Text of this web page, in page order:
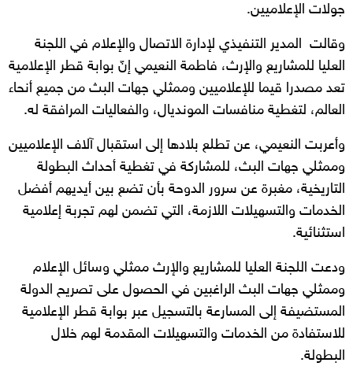
جولات الإعلاميين.
وقالت المدير التنفيذي لإدارة الاتصال والإعلام في اللجنة
العليا للمشاريع والإرث، فاطمة النعيمي إنّ بوابة قطر الإعلامية
تعد مصدرا قيما للإعلاميين وممثلي جهات البث من جميع أنحاء
العالم، لتغطية منافسات المونديال، والفعاليات المرافقة له.
وأعربت النعيمي، عن تطلع بلادها إلى استقبال آلاف الإعلاميين
وممثلي جهات البث، للمشاركة في تغطية أحداث البطولة
التاريخية، مغبرة عن سرور الدوحة بأن تضع بين أيديهم أفضل
الخدمات والتسهيلات اللازمة، التي تضمن لهم تجربة إعلامية
استثنائية.
ودعت اللجنة العليا للمشاريع والإرث ممثلي وسائل الإعلام
وممثلي جهات البث الراغبين في الحصول على تصريح الدولة
المستضيفة إلى المسارعة بالتسجيل عبر بوابة قطر الإعلامية
للاستفادة من الخدمات والتسهيلات المقدمة لهم خلال
البطولة.